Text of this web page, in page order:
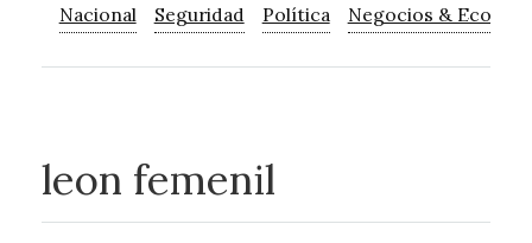
Nacional Seguridad Política Negocios &
leon femenil